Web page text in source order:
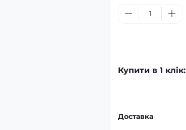
Купити в 1 клік:
Доставка